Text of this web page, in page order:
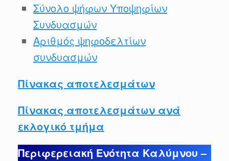
Σύνολο ψήφων Υποψηφίων
Συνδυασμών
Αριθμός ψηφοδελτίων
συνδυασμών
Πίνακας αποτελεσμάτων
Πίνακας αποτελεσμάτων ανά
εκλογικό τμήμα
Περιφερειακή Ενότητα Καλύμνου –